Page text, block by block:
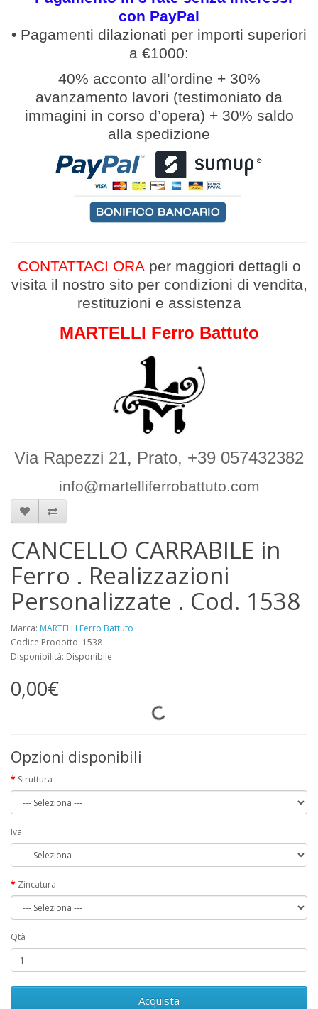
con PayPal
• Pagamenti dilazionati per importi superiori
a €1000:
40% acconto all’ordine + 30%
avanzamento lavori (testimoniato da
immagini in corso d’opera) + 30% saldo
alla spedizione
CONTATTACI ORAper maggiori dettagli o
visita il nostro sito per condizioni di vendita,
restituzioni e assistenza
MARTELLI Ferro Battuto
Via Rapezzi 21, Prato, +39 057432382
info@martelliferrobattuto.com
CANCELLO CARRABILE in
Ferro . Realizzazioni
Personalizzate . Cod. 1538
Marca: MARTELLI Ferro Battuto
Codice Prodotto: 1538
Disponibilità: Disponibile
0,00€
Opzioni disponibili
Struttura
Iva
Zincatura
Qtà
Acquista